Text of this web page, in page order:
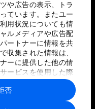
や広告の表示、トラ
ています。またユー
用状況についても情
ルメディアや広告配
ートナーに情報を共
収集された情報は、
ーに提供した他の情
ービスを使用した際
み合わされ、各パー
れることがありま
否
利用規約